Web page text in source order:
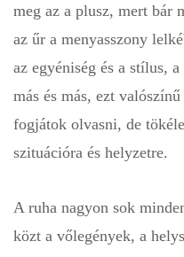
meg az a plusz, mert bár
az űr a menyasszony
az egyéniség és a stílus,
más és más, ezt
fogjátok olvasni, de
szituációra és helyzetre.
A ruha nagyon sok
közt a vőlegények, a